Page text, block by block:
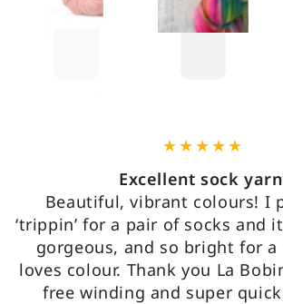
Excellent sock
Beautiful, vibrant colours! I
‘trippin’ for a pair of socks and
gorgeous, and so bright for
loves colour. Thank you La
free winding and super